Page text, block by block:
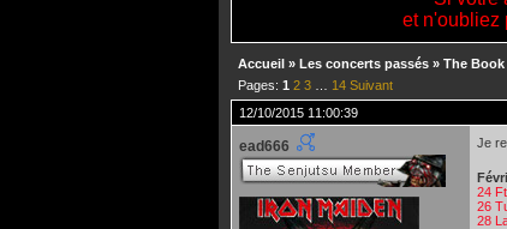
et n'oubliez
Accueil » Les concerts passés » The Book
Pages: 1 2 3 14 Suivant
12/10/2015 11:00:39
ead666 Je
24
26
28